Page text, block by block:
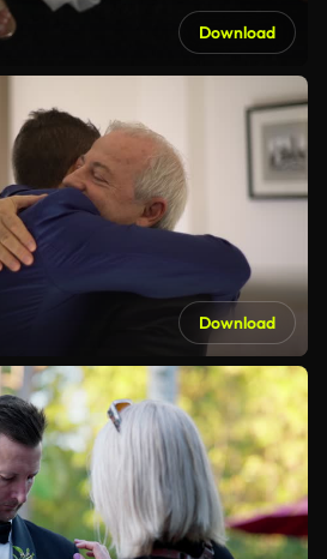
Download
Download